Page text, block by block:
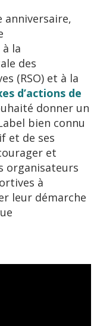
anniversaire,
la
des
(RSO) et à la
d’actions de
donner un
bien connu
et de ses
et
organisateurs
à
leur démarche